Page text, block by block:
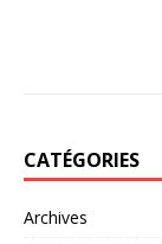
CATÉGORIES
Archives